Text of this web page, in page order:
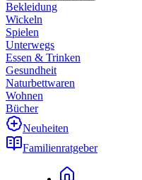
Bekleidung
Wickeln
Spielen
Unterwegs
Essen & Trinken
Gesundheit
Naturbettwaren
Wohnen
Bücher
Neuheiten
Familienratgeber